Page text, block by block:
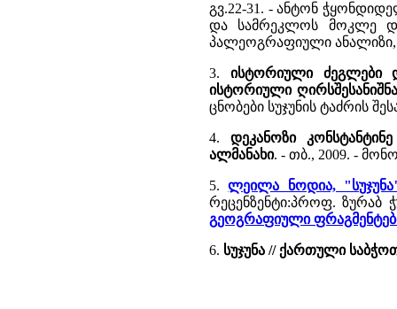
გვ.22-31. - ანტონ
და სამრეკლოს მოკლე
პალეოგრაფიული ანალიზი,
3. ისტორიული ძეგლები
ისტორიული
ცნობები სუჯუნის ტაძრის
4. დეკანოზი
ალმანახი. - თბ., 2009. -
5.ლეილა ნოდია,
რეცენზენტი:პროფ. ზურაბ
გეოგრაფიული
6. სუჯუნა // ქართული